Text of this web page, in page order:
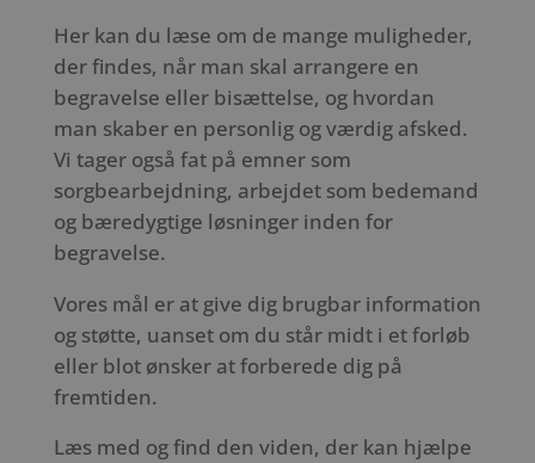
Her kan du læse om de mange muligheder,
der findes, når man skal arrangere en
begravelse eller bisættelse, og hvordan
man skaber en personlig og værdig afsked.
Vi tager også fat på emner som
sorgbearbejdning, arbejdet som bedemand
og bæredygtige løsninger inden for
begravelse.
Vores mål er at give dig brugbar information
og støtte, uanset om du står midt i et forløb
eller blot ønsker at forberede dig på
fremtiden.
Læs med og find den viden, der kan hjælpe